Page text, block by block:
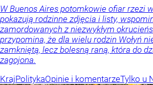
W Buenos Aires potomkowie ofiar rzezi
pokazują rodzinne zdjęcia i listy,
zamordowanych z niezwykłym
przypomina, że dla wielu rodzin Wołyń
zamkniętą, lecz bolesną raną, która do
zagojona.
KrajPolitykaOpinie i komentarzeTylko u